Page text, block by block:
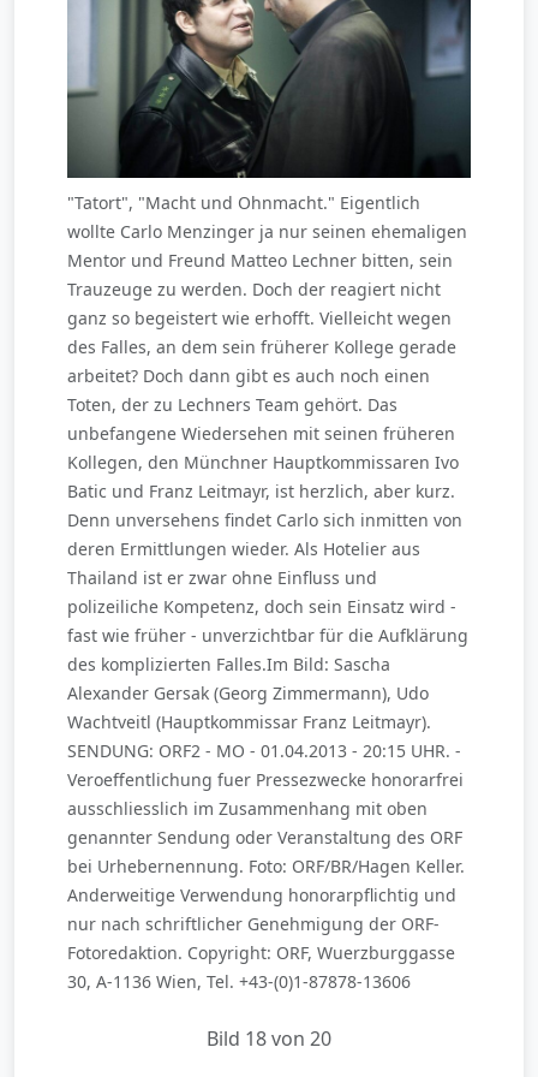
"Tatort", "Macht und Ohnmacht." Eigentlich
wollte Carlo Menzinger ja nur seinen ehemaligen
Mentor und Freund Matteo Lechner bitten, sein
Trauzeuge zu werden. Doch der reagiert nicht
ganz so begeistert wie erhofft. Vielleicht wegen
des Falles, an dem sein früherer Kollege gerade
arbeitet? Doch dann gibt es auch noch einen
Toten, der zu Lechners Team gehört. Das
unbefangene Wiedersehen mit seinen früheren
Kollegen, den Münchner Hauptkommissaren Ivo
Batic und Franz Leitmayr, ist herzlich, aber kurz.
Denn unversehens findet Carlo sich inmitten von
deren Ermittlungen wieder. Als Hotelier aus
Thailand ist er zwar ohne Einfluss und
polizeiliche Kompetenz, doch sein Einsatz wird -
fast wie früher - unverzichtbar für die Aufklärung
des komplizierten Falles.Im Bild: Sascha
Alexander Gersak (Georg Zimmermann), Udo
Wachtveitl (Hauptkommissar Franz Leitmayr).
SENDUNG: ORF2 - MO - 01.04.2013 - 20:15 UHR. -
Veroeffentlichung fuer Pressezwecke honorarfrei
ausschliesslich im Zusammenhang mit oben
genannter Sendung oder Veranstaltung des ORF
bei Urhebernennung. Foto: ORF/BR/Hagen Keller.
Anderweitige Verwendung honorarpflichtig und
nur nach schriftlicher Genehmigung der ORF-
Fotoredaktion. Copyright: ORF, Wuerzburggasse
30, A-1136 Wien, Tel. +43-(0)1-87878-13606
Bild 18 von 20